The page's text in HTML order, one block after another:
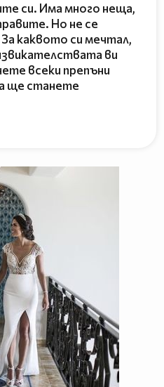
си. Има много неща,
Но не се
каквото си мечтал,
ви
всеки препъни
ще станете